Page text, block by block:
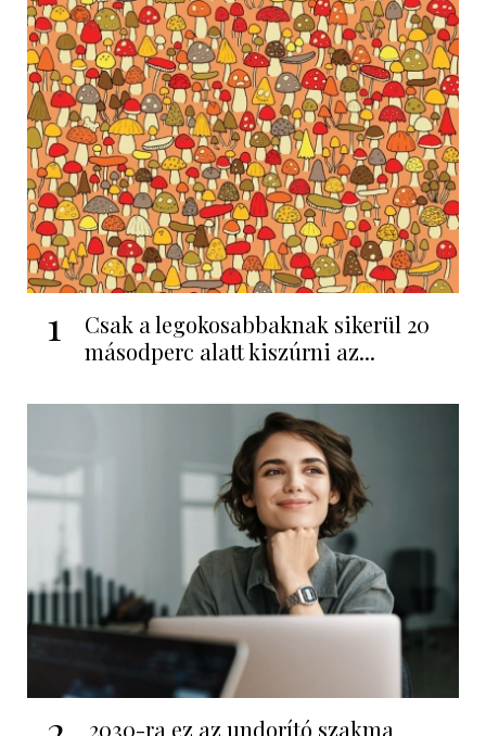
1
Csak a legokosabbaknak sikerül 20
másodperc alatt kiszúrni az...
2030-ra ez az undorító szakma